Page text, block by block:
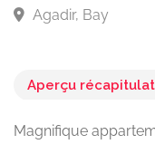
Aperçu
Magnifique